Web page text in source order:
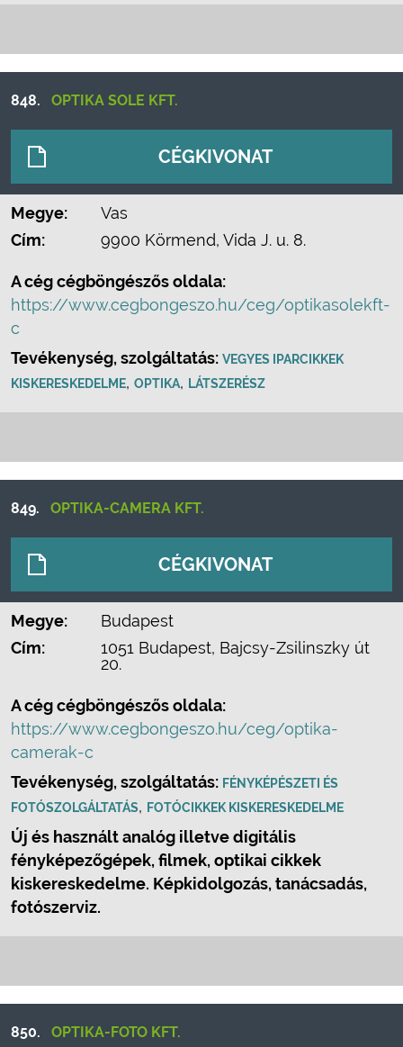
848. OPTIKA SOLE KFT.
CÉGKIVONAT
Megye:
Vas
Cím:
9900 Körmend, Vida J. u. 8.
A cég cégböngészős oldala:
https://www.cegbongeszo.hu/ceg/optikasolekft-
c
Tevékenység, szolgáltatás: VEGYES IPARCIKKEK
KISKERESKEDELME, OPTIKA, LÁTSZERÉSZ
849. OPTIKA-CAMERA KFT.
CÉGKIVONAT
Megye:
Budapest
Cím:
1051 Budapest, Bajcsy-Zsilinszky út
20.
A cég cégböngészős oldala:
https://www.cegbongeszo.hu/ceg/optika-
camerak-c
Tevékenység, szolgáltatás: FÉNYKÉPÉSZETI ÉS
FOTÓSZOLGÁLTATÁS, FOTÓCIKKEK KISKERESKEDELME
Új és használt analóg illetve digitális
fényképezőgépek, filmek, optikai cikkek
kiskereskedelme. Képkidolgozás, tanácsadás,
fotószerviz.
850. OPTIKA-FOTO KFT.